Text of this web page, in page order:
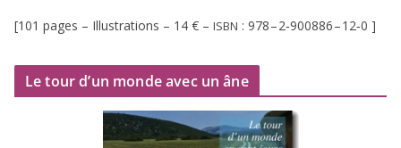
[101 pages – Illustrations – 14 € – ISBN : 978–2‑900886–12‑0 ]
Le tour d’un monde avec un âne